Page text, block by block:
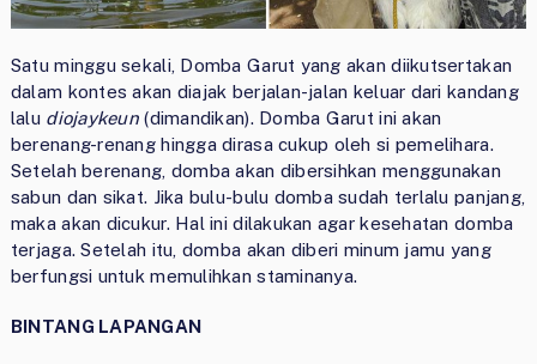
Satu minggu sekali, Domba Garut yang akan diikutsertakan
dalam kontes akan diajak berjalan-jalan keluar dari kandang
lalu diojaykeun (dimandikan). Domba Garut ini akan
berenang-renang hingga dirasa cukup oleh si pemelihara.
Setelah berenang, domba akan dibersihkan menggunakan
sabun dan sikat. Jika bulu-bulu domba sudah terlalu panjang,
maka akan dicukur. Hal ini dilakukan agar kesehatan domba
terjaga. Setelah itu, domba akan diberi minum jamu yang
berfungsi untuk memulihkan staminanya.
BINTANG LAPANGAN